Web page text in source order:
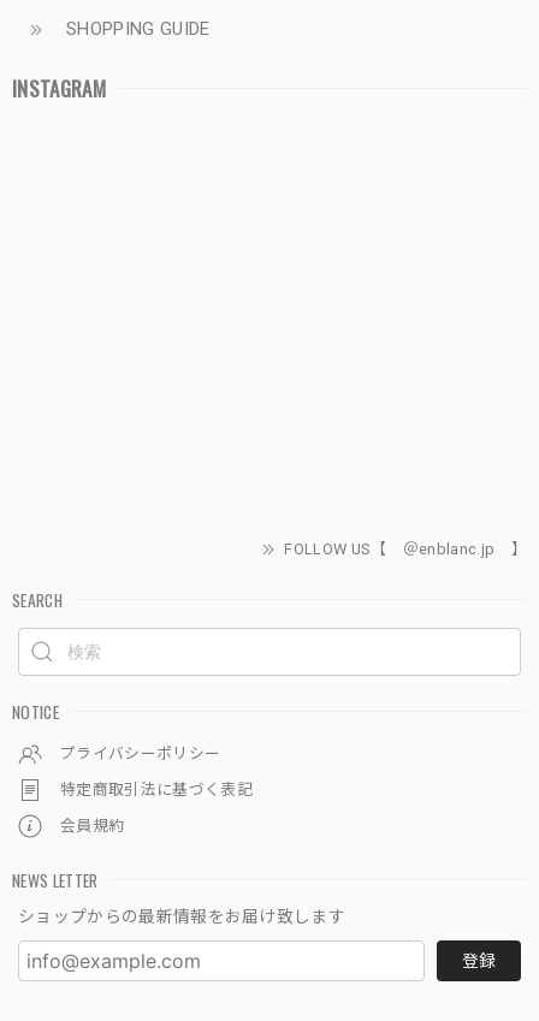
SHOPPING GUIDE
INSTAGRAM
FOLLOW US【 ＠enblanc.jp 】
SEARCH
NOTICE
プライバシーポリシー
特定商取引法に基づく表記
会員規約
NEWS LETTER
ショップからの最新情報をお届け致します
登録